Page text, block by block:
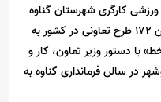
ورزشی کارگری شهرستان گناوه
درقالب بهره برداری متمرکز و همزمان ۱۷۲ طرح تعاونی در کشور به
با دستور وزیر تعاون، کار و
در سالن فرمانداری گناوه به